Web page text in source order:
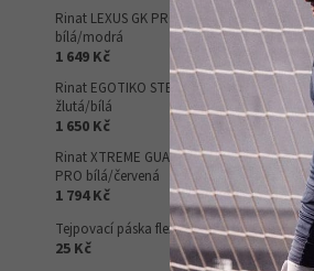
Rinat LEXUS GK PRO
bílá/modrá
1 649 Kč
Rinat EGOTIKO STELLAR PRO
žlutá/bílá
1 650 Kč
Rinat XTREME GUARD ZHERO
PRO bílá/červená
1 794 Kč
Tejpovací páska flexibilní
25 Kč